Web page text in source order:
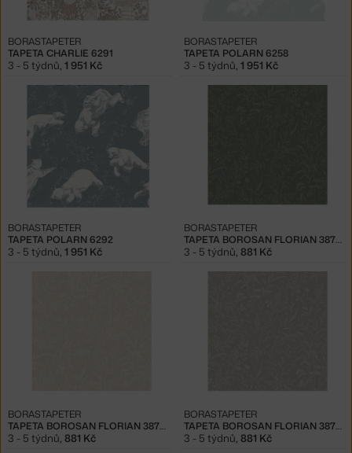
TAPETA CHARLIE 6291
BORASTAPETER
3 - 5 týdnů, 1 951 Kč
TAPETA POLARN 6258
BORASTAPETER
3 - 5 týdnů, 1 951 Kč
TAPETA POLARN 6292
BORASTAPETER
3 - 5 týdnů, 1 951 Kč
TAPETA BOROSAN FLORIAN 38736
BORASTAPETER
3 - 5 týdnů, 881 Kč
TAPETA BOROSAN FLORIAN 38737
BORASTAPETER
3 - 5 týdnů, 881 Kč
TAPETA BOROSAN FLORIAN 38738
BORASTAPETER
3 - 5 týdnů, 881 Kč